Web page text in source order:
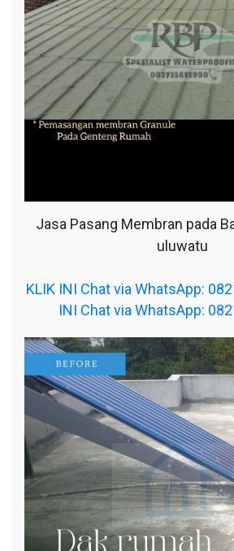
Jasa Pasang Membran pada
uluwatu
KLIK INI Chat via WhatsApp:
INI Chat via WhatsApp: